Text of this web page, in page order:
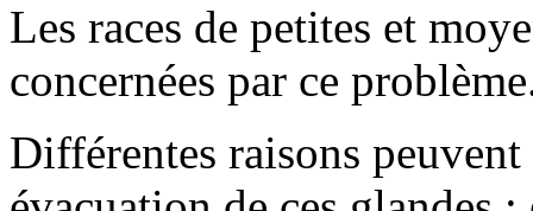
Les races de petites et
concernées par ce
Différentes raisons